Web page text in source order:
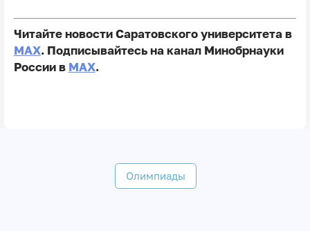
Читайте новости Саратовского университета в
MAX. Подписывайтесь на канал Минобрнауки
России в MAX.
Олимпиады